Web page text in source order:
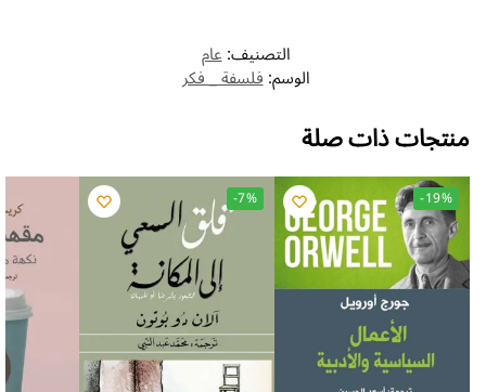
التصنيف:عام
الوسم:فلسفة _ فكر
منتجات ذات صلة
-19%
-7%